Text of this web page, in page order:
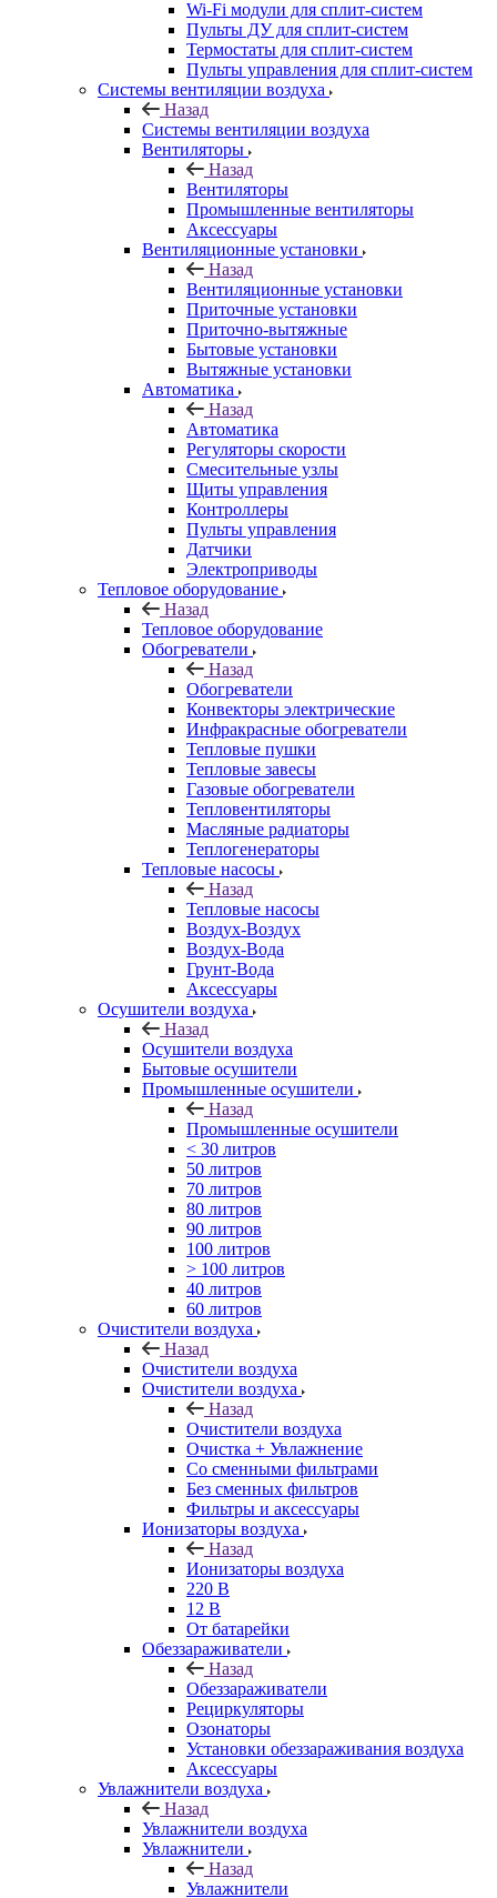
Wi-Fi модули для сплит-систем
Пульты ДУ для сплит-систем
Термостаты для сплит-систем
Пульты управления для сплит-систем
Системы вентиляции воздуха
Назад
Системы вентиляции воздуха
Вентиляторы
Назад
Вентиляторы
Промышленные вентиляторы
Аксессуары
Вентиляционные установки
Назад
Вентиляционные установки
Приточные установки
Приточно-вытяжные
Бытовые установки
Вытяжные установки
Автоматика
Назад
Автоматика
Регуляторы скорости
Смесительные узлы
Щиты управления
Контроллеры
Пульты управления
Датчики
Электроприводы
Тепловое оборудование
Назад
Тепловое оборудование
Обогреватели
Назад
Обогреватели
Конвекторы электрические
Инфракрасные обогреватели
Тепловые пушки
Тепловые завесы
Газовые обогреватели
Тепловентиляторы
Масляные радиаторы
Теплогенераторы
Тепловые насосы
Назад
Тепловые насосы
Воздух-Воздух
Воздух-Вода
Грунт-Вода
Аксессуары
Осушители воздуха
Назад
Осушители воздуха
Бытовые осушители
Промышленные осушители
Назад
Промышленные осушители
< 30 литров
50 литров
70 литров
80 литров
90 литров
100 литров
> 100 литров
40 литров
60 литров
Очистители воздуха
Назад
Очистители воздуха
Очистители воздуха
Назад
Очистители воздуха
Очистка + Увлажнение
Cо сменными фильтрами
Без сменных фильтров
Фильтры и аксессуары
Ионизаторы воздуха
Назад
Ионизаторы воздуха
220 В
12 В
От батарейки
Обеззараживатели
Назад
Обеззараживатели
Рециркуляторы
Озонаторы
Установки обеззараживания воздуха
Аксессуары
Увлажнители воздуха
Назад
Увлажнители воздуха
Увлажнители
Назад
Увлажнители